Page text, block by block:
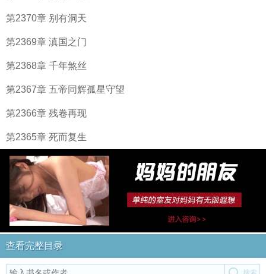
第2370章 别有洞天
第2369章 滇国之门
第2368章 千年煞丝
第2367章 五帝同辉孤星守望
第2366章 残卷再现
第2365章 死而复生
查看完整目录